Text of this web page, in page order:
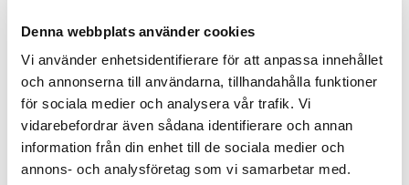
Denna webbplats använder cookies
Vi använder enhetsidentifierare för att anpassa innehållet
och annonserna till användarna, tillhandahålla funktioner
för sociala medier och analysera vår trafik. Vi
vidarebefordrar även sådana identifierare och annan
information från din enhet till de sociala medier och
annons- och analysföretag som vi samarbetar med.